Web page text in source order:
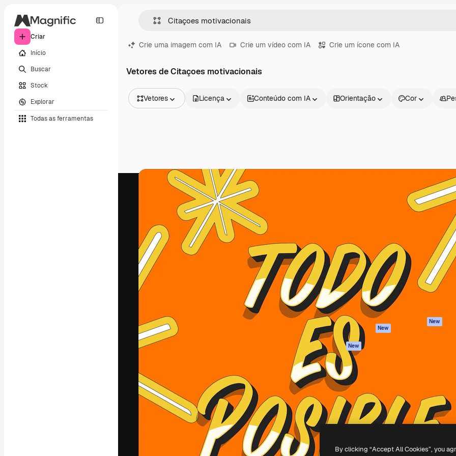
Criar
Início
Buscar
Stock
Explorar
Todas as ferramentas
Crie uma imagem com IA Crie um vídeo com IA Crie um ícone com IA
Vetores de Citaçoes motivacionais
Vetores
Vídeos
Clipes de vídeo
Modelos de vídeos
Fontes
Licença Conteúdo com IA Orientação Cor
A plataforma criativa para você direcionar
seu melhor trabalho. Mais de 1 milhão de
assinantes entre criativos, empresas,
Assistente de IA
Gerador de
imagens
Gerador de vídeos
Texto para voz
Conteúdo de stock
MCP para
Claude/ChatGPT
New
Agentes New
API
App móvel
Todas as
ferramentas
Documentação
Atendimento
Termos e
condições
Política de
New
Copyright © 2010-2026Freepik Company S.L.U.Todos os direitos reservados
By clicking “Accept All Cookies”, you